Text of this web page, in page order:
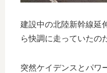
建設中の北陸新幹線延
ら快調に走っていたの
突然ケイデンスとパワ